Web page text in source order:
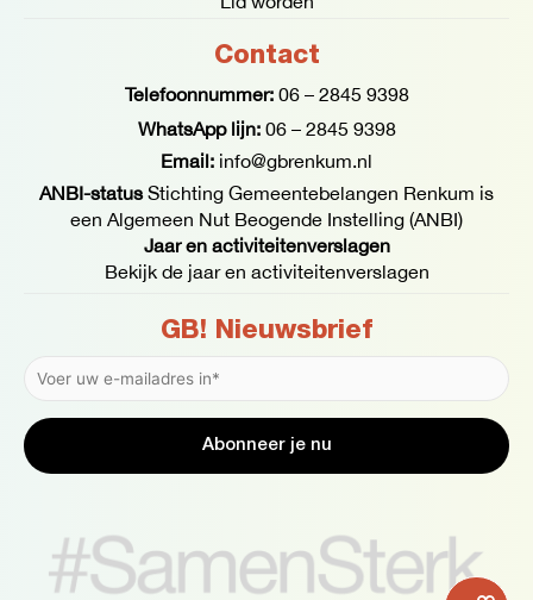
Contact
Telefoonnummer: 06 – 2845 9398
WhatsApp lijn: 06 – 2845 9398
Email: info@gbrenkum.nl
ANBI-statusStichting Gemeentebelangen Renkum is
een Algemeen Nut Beogende Instelling (ANBI)
Jaar en activiteitenverslagen
Bekijk de jaar en activiteitenverslagen
GB! Nieuwsbrief